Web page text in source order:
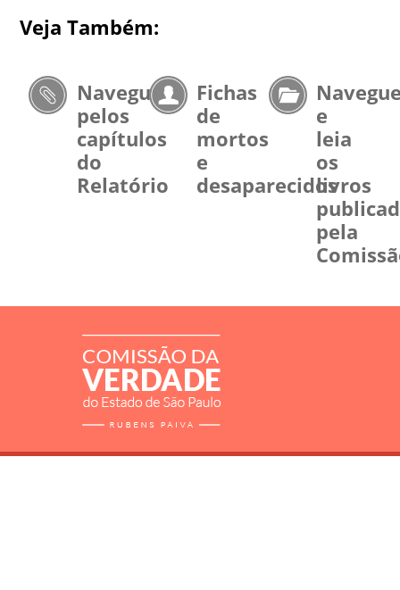
Veja Também:
Navegue
pelos
capítulos
do
Relatório
Fichas
de
mortos
e
desaparecidos
e
leia
os
livros
pela